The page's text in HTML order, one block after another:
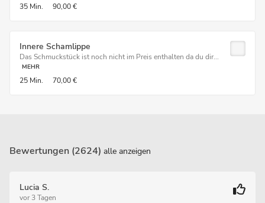
35 Min. 90,00 €
Innere Schamlippe
Das Schmuckstück ist noch nicht im Preis enthalten da du dir...
MEHR
25 Min. 70,00 €
Bewertungen (2624) alle anzeigen
Lucia S.
vor 3 Tagen